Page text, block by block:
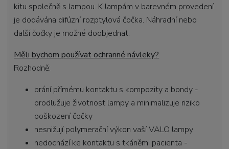
kitu společně s lampou. K lampám v barevném provedení
je dodávána difúzní rozptylová čočka. Náhradní nebo
další čočky je možné doobjednat.
Měli bychom používat ochranné návleky?
Rozhodně:
brání přímému kontaktu s kompozity a bondy -
prodlužuje životnost lampy a minimalizuje riziko
poškození čočky
nesnižují polymerační výkon vaší VALO lampy
nedochází ke kontaktu s tkáněmi pacienta -